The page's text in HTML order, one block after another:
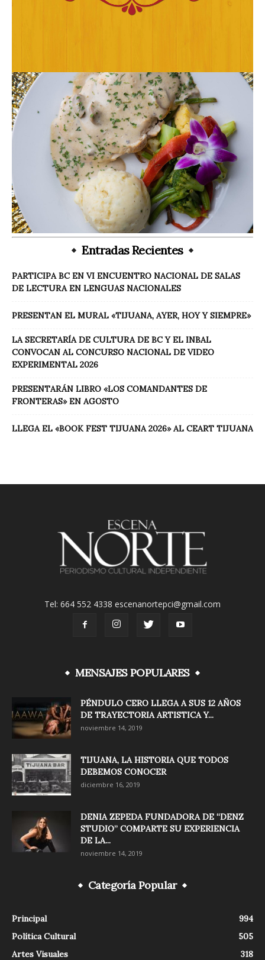
Entradas Recientes
PARTICIPA BC EN VI ENCUENTRO NACIONAL DE SALAS
DE LECTURA EN LENGUAS NACIONALES
PRESENTAN EL MURAL «TIJUANA, AYER, HOY Y SIEMPRE»
LA SECRETARÍA DE CULTURA DE BC Y EL INBAL
CONVOCAN AL CONCURSO NACIONAL DE VIDEO
EXPERIMENTAL 2026
PRESENTARÁN LIBRO «LOS COMANDANTES DE
FRONTERAS» EN AGOSTO
LLEGA EL «BOOK FEST TIJUANA 2026» AL CEART TIJUANA
Tel: 664 552 4338 escenanortepci@gmail.com
MENSAJES POPULARES
PÉNDULO CERO LLEGA A SUS 12 AÑOS
DE TRAYECTORIA ARTISTICA Y...
noviembre 14, 2019
TIJUANA, LA HISTORIA QUE TODOS
DEBEMOS CONOCER
diciembre 16, 2019
DENIA ZEPEDA FUNDADORA DE “DENZ
STUDIO” COMPARTE SU EXPERIENCIA
DE LA...
noviembre 14, 2019
Categoría Popular
Principal
994
Política Cultural
505
Artes Visuales
318